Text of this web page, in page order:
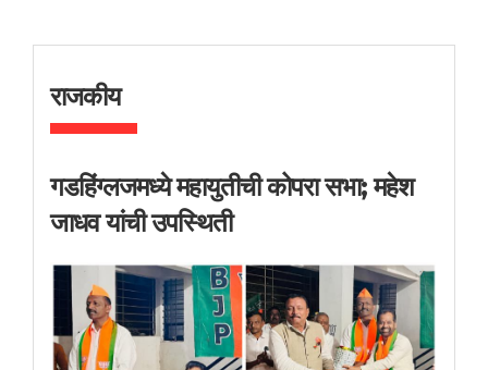
राजकीय
गडहिंग्लजमध्ये महायुतीची कोपरा सभा; महेश
जाधव यांची उपस्थिती